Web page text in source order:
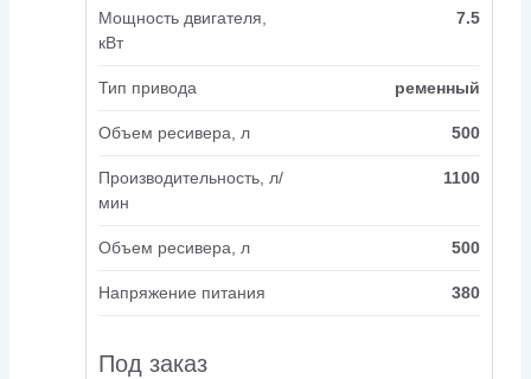
Мощность двигателя,
кВт
7.5
Тип привода ременный
Объем ресивера, л 500
Производительность, л/
мин
1100
Объем ресивера, л 500
Напряжение питания 380
Под заказ